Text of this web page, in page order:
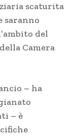
scaturita
saranno
del
Camera
– ha
– è